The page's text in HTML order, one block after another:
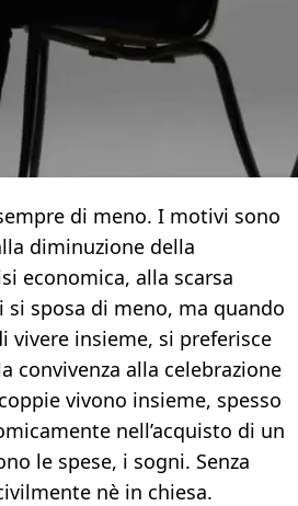
di meno. I motivi sono
diminuzione della
economica, alla scarsa
sposa di meno, ma quando
vivere insieme, si preferisce
convivenza alla celebrazione
vivono insieme, spesso
nell’acquisto di un
le spese, i sogni. Senza
nè in chiesa.